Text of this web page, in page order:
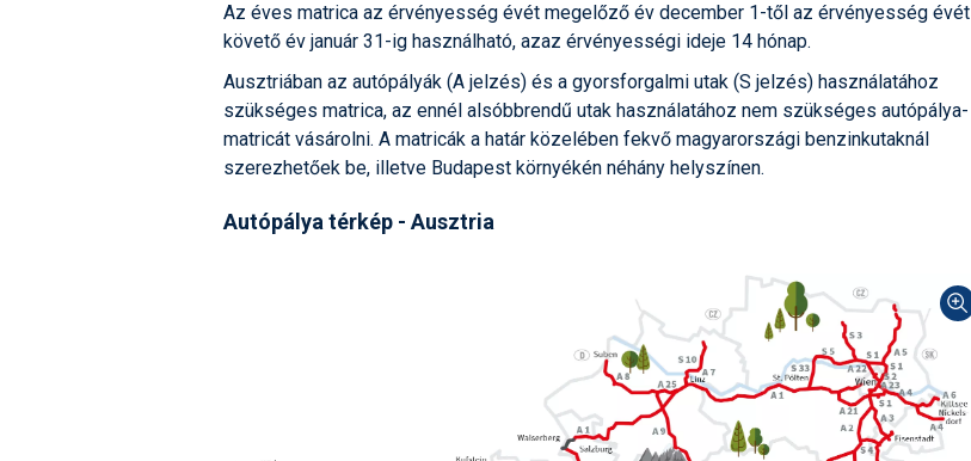
Az éves matrica az érvényesség évét megelőző év december 1-től az érvényesség évét
követő év január 31-ig használható, azaz érvényességi ideje 14 hónap.
Ausztriában az autópályák (A jelzés) és a gyorsforgalmi utak (S jelzés) használatához
szükséges matrica, az ennél alsóbbrendű utak használatához nem szükséges autópálya-
matricát vásárolni. A matricák a határ közelében fekvő magyarországi benzinkutaknál
szerezhetőek be, illetve Budapest környékén néhány helyszínen.
Autópálya térkép - Ausztria